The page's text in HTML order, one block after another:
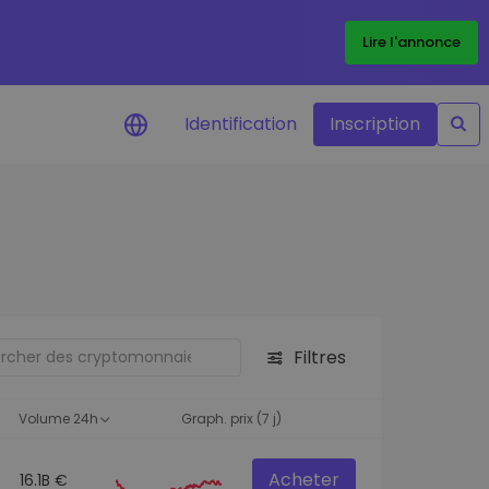
Lire l'annonce
d'investissement
Des informations pertinentes pour
Identification Inscription
Filtres
Volume 24h Graph. prix (7 j)
16.1B € Acheter